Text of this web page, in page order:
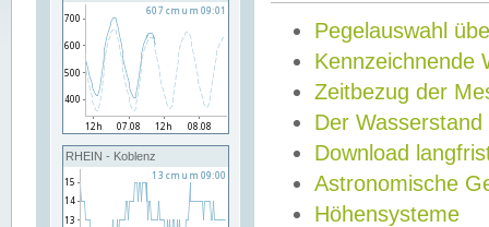
RHEIN - Koblenz
Pegelauswahl
Kennzeichnende
Zeitbezug der
Der Wasserstand
Download
Astronomische
Höhensysteme